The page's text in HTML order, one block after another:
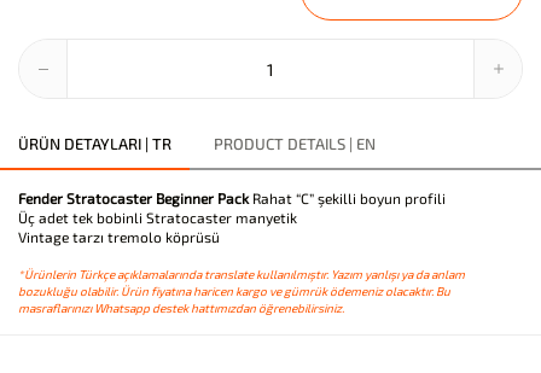
ÜRÜN DETAYLARI | TR PRODUCT DETAILS | EN
Fender Stratocaster Beginner Pack Rahat “C” şekilli boyun profili
Üç adet tek bobinli Stratocaster manyetik
Vintage tarzı tremolo köprüsü
*Ürünlerin Türkçe açıklamalarında translate kullanılmıştır. Yazım yanlışı ya da anlam
bozukluğu olabilir. Ürün fiyatına haricen kargo ve gümrük ödemeniz olacaktır. Bu
masraflarınızı Whatsapp destek hattımızdan öğrenebilirsiniz.